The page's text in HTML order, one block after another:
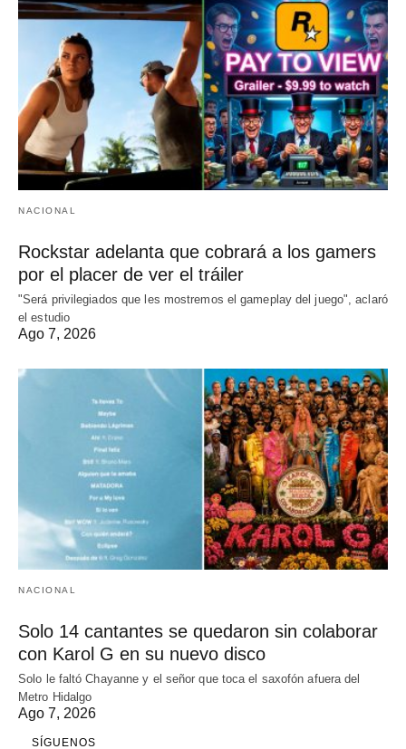
NACIONAL
Rockstar adelanta que cobrará a los gamers
por el placer de ver el tráiler
"Será privilegiados que les mostremos el gameplay del juego", aclaró
el estudio
Ago 7, 2026
NACIONAL
Solo 14 cantantes se quedaron sin colaborar
con Karol G en su nuevo disco
Solo le faltó Chayanne y el señor que toca el saxofón afuera del
Metro Hidalgo
Ago 7, 2026
SÍGUENOS